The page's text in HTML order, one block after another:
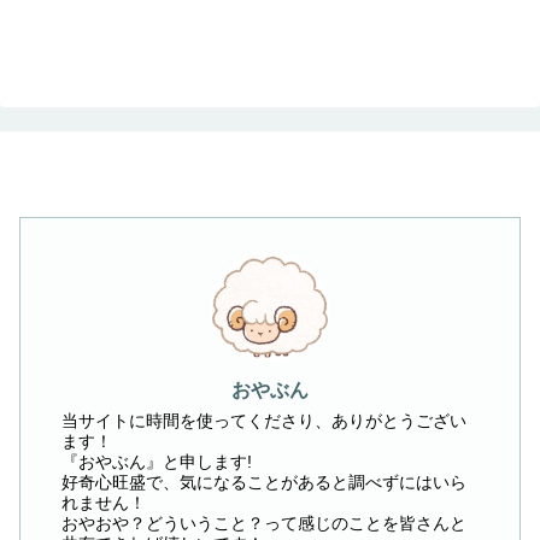
おやぶん
当サイトに時間を使ってくださり、ありがとうござい
ます！
『おやぶん』と申します!
好奇心旺盛で、気になることがあると調べずにはいら
れません！
おやおや？どういうこと？って感じのことを皆さんと